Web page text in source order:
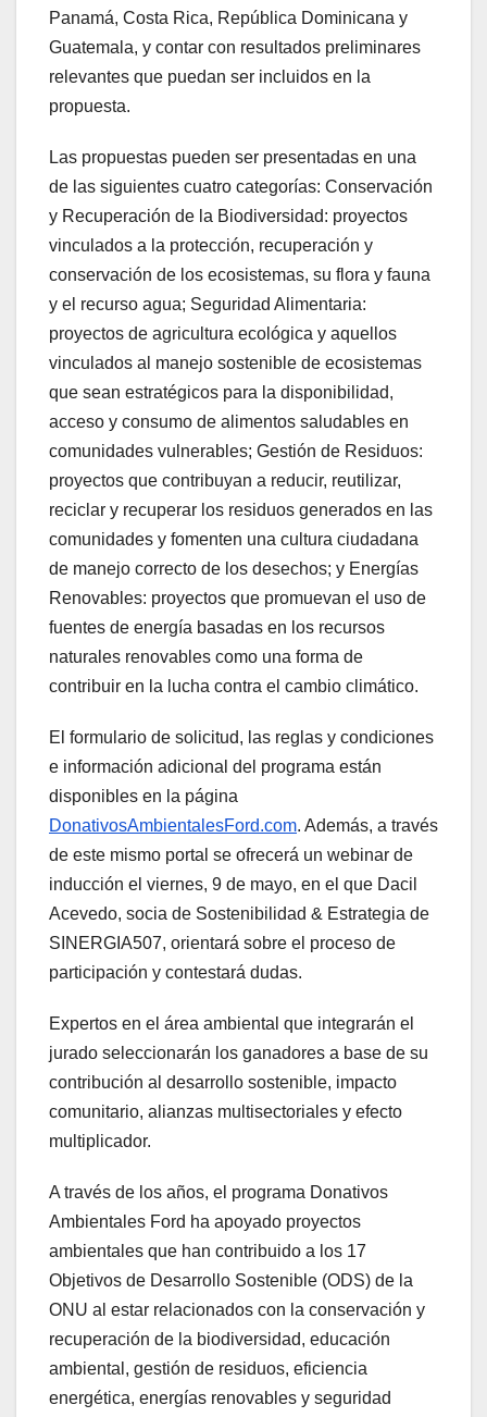
Panamá, Costa Rica, República Dominicana y
Guatemala, y contar con resultados preliminares
relevantes que puedan ser incluidos en la
propuesta.
Las propuestas pueden ser presentadas en una
de las siguientes cuatro categorías: Conservación
y Recuperación de la Biodiversidad: proyectos
vinculados a la protección, recuperación y
conservación de los ecosistemas, su flora y fauna
y el recurso agua; Seguridad Alimentaria:
proyectos de agricultura ecológica y aquellos
vinculados al manejo sostenible de ecosistemas
que sean estratégicos para la disponibilidad,
acceso y consumo de alimentos saludables en
comunidades vulnerables; Gestión de Residuos:
proyectos que contribuyan a reducir, reutilizar,
reciclar y recuperar los residuos generados en las
comunidades y fomenten una cultura ciudadana
de manejo correcto de los desechos; y Energías
Renovables: proyectos que promuevan el uso de
fuentes de energía basadas en los recursos
naturales renovables como una forma de
contribuir en la lucha contra el cambio climático.
El formulario de solicitud, las reglas y condiciones
e información adicional del programa están
disponibles en la página
DonativosAmbientalesFord.com. Además, a través
de este mismo portal se ofrecerá un webinar de
inducción el viernes, 9 de mayo, en el que Dacil
Acevedo, socia de Sostenibilidad & Estrategia de
SINERGIA507, orientará sobre el proceso de
participación y contestará dudas.
Expertos en el área ambiental que integrarán el
jurado seleccionarán los ganadores a base de su
contribución al desarrollo sostenible, impacto
comunitario, alianzas multisectoriales y efecto
multiplicador.
A través de los años, el programa Donativos
Ambientales Ford ha apoyado proyectos
ambientales que han contribuido a los 17
Objetivos de Desarrollo Sostenible (ODS) de la
ONU al estar relacionados con la conservación y
recuperación de la biodiversidad, educación
ambiental, gestión de residuos, eficiencia
energética, energías renovables y seguridad